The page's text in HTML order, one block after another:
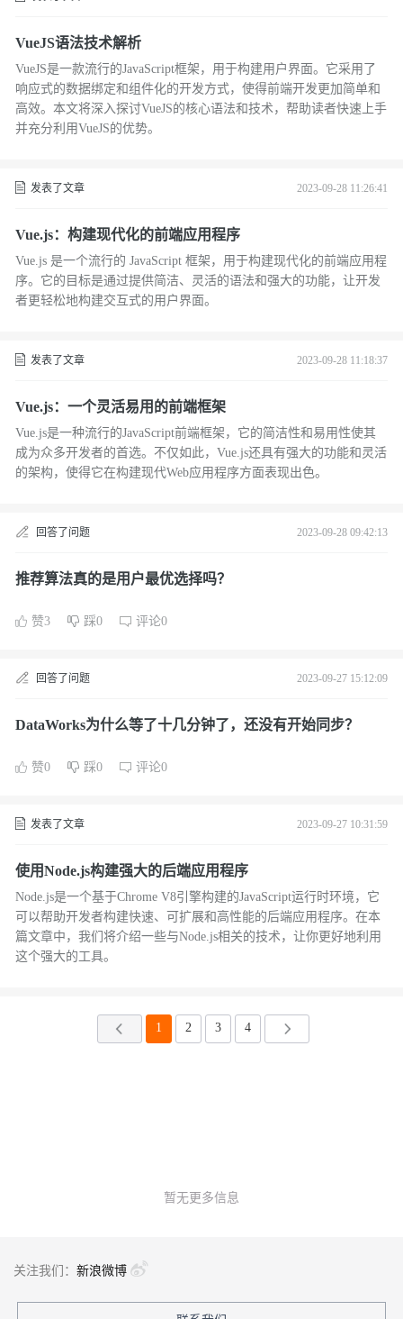
VueJS语法技术解析
VueJS是一款流行的JavaScript框架，用于构建用户界面。它采用了
响应式的数据绑定和组件化的开发方式，使得前端开发更加简单和
高效。本文将深入探讨VueJS的核心语法和技术，帮助读者快速上手
并充分利用VueJS的优势。
发表了文章 2023-09-28 11:26:41
Vue.js：构建现代化的前端应用程序
Vue.js 是一个流行的 JavaScript 框架，用于构建现代化的前端应用程
序。它的目标是通过提供简洁、灵活的语法和强大的功能，让开发
者更轻松地构建交互式的用户界面。
发表了文章 2023-09-28 11:18:37
Vue.js：一个灵活易用的前端框架
Vue.js是一种流行的JavaScript前端框架，它的简洁性和易用性使其
成为众多开发者的首选。不仅如此，Vue.js还具有强大的功能和灵活
的架构，使得它在构建现代Web应用程序方面表现出色。
回答了问题 2023-09-28 09:42:13
推荐算法真的是用户最优选择吗？
赞3 踩0 评论0
回答了问题 2023-09-27 15:12:09
DataWorks为什么等了十几分钟了，还没有开始同步？
赞0 踩0 评论0
发表了文章 2023-09-27 10:31:59
使用Node.js构建强大的后端应用程序
Node.js是一个基于Chrome V8引擎构建的JavaScript运行时环境，它
可以帮助开发者构建快速、可扩展和高性能的后端应用程序。在本
篇文章中，我们将介绍一些与Node.js相关的技术，让你更好地利用
这个强大的工具。
1 2 3 4
暂无更多信息
关注我们： 新浪微博